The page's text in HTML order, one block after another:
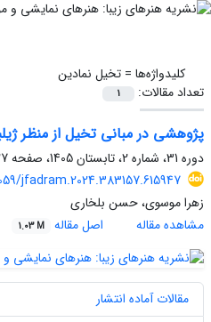
کلیدواژه‌ها =تخیل‌ نمادین‌
تعداد مقالات:
1
پژوهشی در مبانی تخیل از منظر
دوره 31، شماره 2، تابستان 1405، صفحه
jfadram.2024.383157.615947
زهرا موسوی، حسن بلخاری
مشاهده مقاله
اصل مقاله 1.03 M
مقالات آماده انتشار